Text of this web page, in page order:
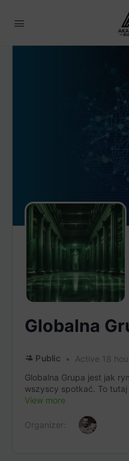
Globalna
Public
Active 18
Globalna Grupa jest jak
wszyscy spotkać. To tutaj
View more
Organizer: